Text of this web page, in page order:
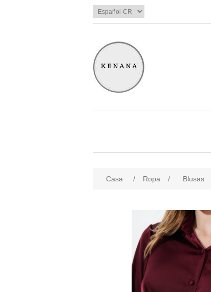
Casa / Ropa / Blusas